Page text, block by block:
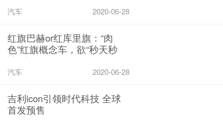
2020-06-28
汽车
红旗巴赫or红库里旗：“肉
色”红旗概念车，欲“秒天秒
地”秒国外
2020-06-28
汽车
吉利icon引领时代科技 全球
首发预售